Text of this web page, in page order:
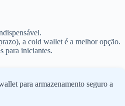
a cold wallet é a melhor opção.
para iniciantes.
para armazenamento seguro a